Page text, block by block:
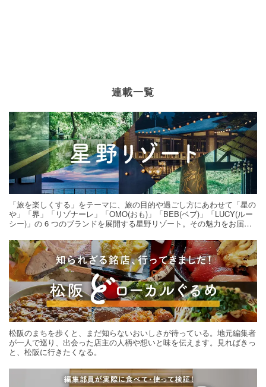
連載一覧
「旅を楽しくする」をテーマに、旅の目的や過ごし方にあわせて「星の
や」「界」「リゾナーレ」「OMO(おも)」「BEB(ベブ)」「LUCY(ルー
シー)」の 6 つのブランドを展開する星野リゾート。その魅力をお届け
松阪のまちを歩くと、まだ知らないおいしさが待っている。地元編集者
が一人で巡り、出会った店主の人柄や想いと味を伝えます。見ればきっ
と、松阪に行きたくなる。